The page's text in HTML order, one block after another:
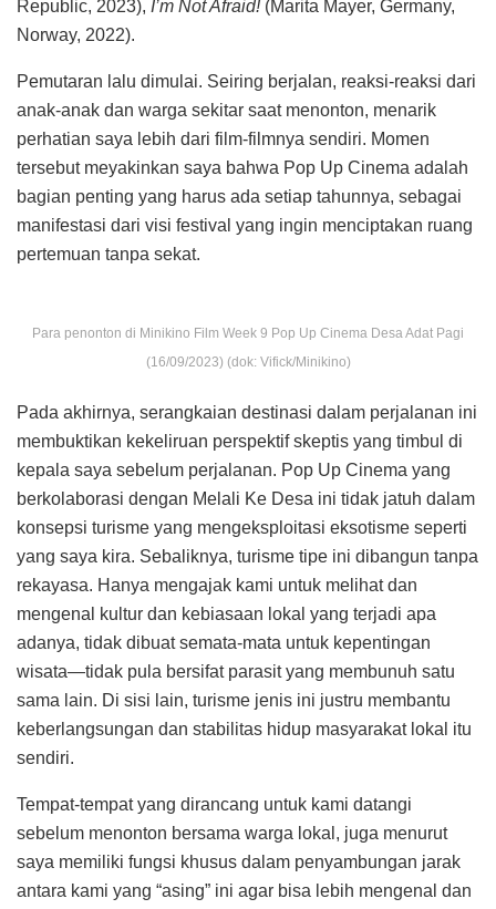
Republic, 2023), I’m Not Afraid! (Marita Mayer, Germany,
Norway, 2022).
Pemutaran lalu dimulai. Seiring berjalan, reaksi-reaksi dari
anak-anak dan warga sekitar saat menonton, menarik
perhatian saya lebih dari film-filmnya sendiri. Momen
tersebut meyakinkan saya bahwa Pop Up Cinema adalah
bagian penting yang harus ada setiap tahunnya, sebagai
manifestasi dari visi festival yang ingin menciptakan ruang
pertemuan tanpa sekat.
Para penonton di Minikino Film Week 9 Pop Up Cinema Desa Adat Pagi
(16/09/2023) (dok: Vifick/Minikino)
Pada akhirnya, serangkaian destinasi dalam perjalanan ini
membuktikan kekeliruan perspektif skeptis yang timbul di
kepala saya sebelum perjalanan. Pop Up Cinema yang
berkolaborasi dengan Melali Ke Desa ini tidak jatuh dalam
konsepsi turisme yang mengeksploitasi eksotisme seperti
yang saya kira. Sebaliknya, turisme tipe ini dibangun tanpa
rekayasa. Hanya mengajak kami untuk melihat dan
mengenal kultur dan kebiasaan lokal yang terjadi apa
adanya, tidak dibuat semata-mata untuk kepentingan
wisata—tidak pula bersifat parasit yang membunuh satu
sama lain. Di sisi lain, turisme jenis ini justru membantu
keberlangsungan dan stabilitas hidup masyarakat lokal itu
sendiri.
Tempat-tempat yang dirancang untuk kami datangi
sebelum menonton bersama warga lokal, juga menurut
saya memiliki fungsi khusus dalam penyambungan jarak
antara kami yang “asing” ini agar bisa lebih mengenal dan